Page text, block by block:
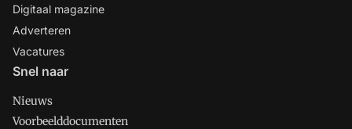
Digitaal magazine
Adverteren
Vacatures
Snel naar
Nieuws
Voorbeelddocumenten